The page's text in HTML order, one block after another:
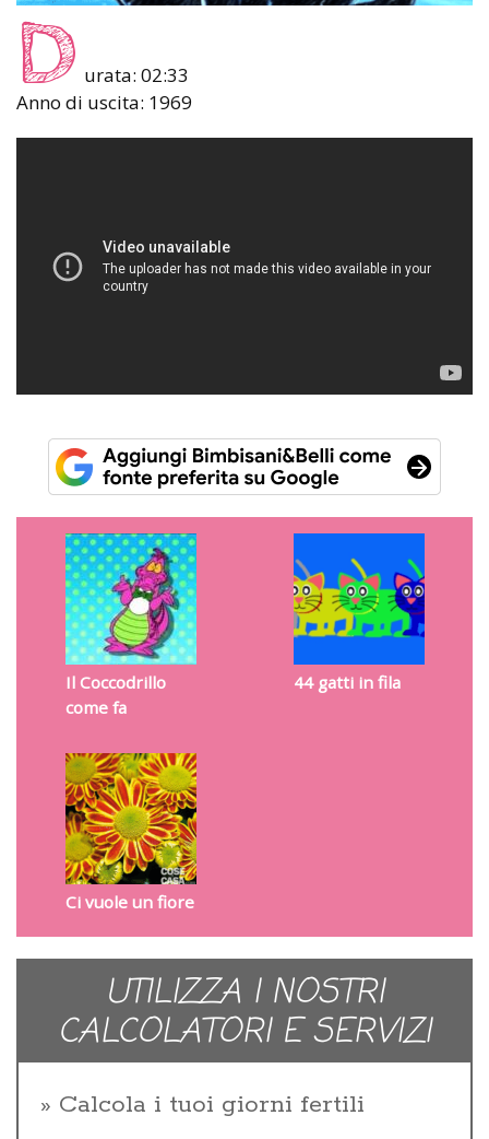
D urata: 02:33
Anno di uscita: 1969
Il Coccodrillo
come fa
44 gatti in fila
Ci vuole un fiore
UTILIZZA I NOSTRI
CALCOLATORI E SERVIZI
Calcola i tuoi giorni fertili